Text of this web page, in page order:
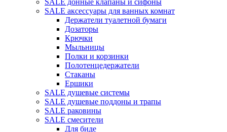
SALE донные клапаны и сифоны
SALE аксессуары для ванных комнат
Держатели туалетной бумаги
Дозаторы
Крючки
Мыльницы
Полки и корзинки
Полотенцедержатели
Стаканы
Ершики
SALE душевые системы
SALE душевые поддоны и трапы
SALE раковины
SALE смесители
Для биде